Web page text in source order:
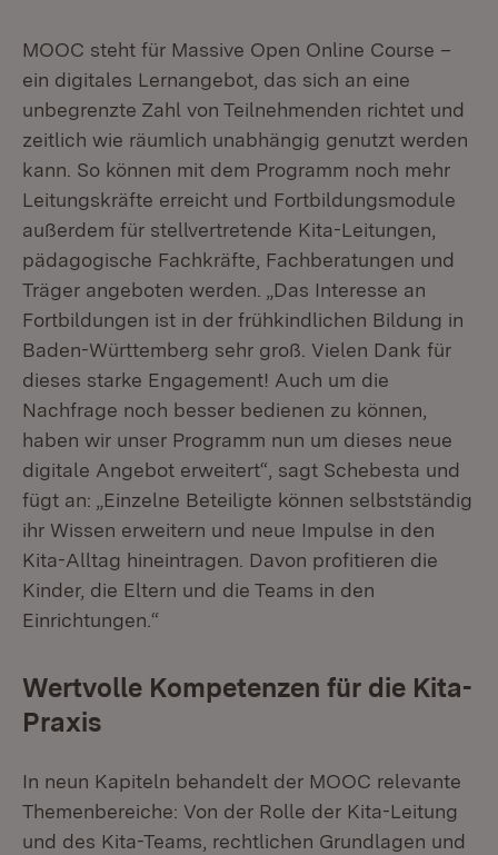
MOOC steht für Massive Open Online Course –
ein digitales Lernangebot, das sich an eine
unbegrenzte Zahl von Teilnehmenden richtet und
zeitlich wie räumlich unabhängig genutzt werden
kann. So können mit dem Programm noch mehr
Leitungskräfte erreicht und Fortbildungsmodule
außerdem für stellvertretende Kita-Leitungen,
pädagogische Fachkräfte, Fachberatungen und
Träger angeboten werden. „Das Interesse an
Fortbildungen ist in der frühkindlichen Bildung in
Baden-Württemberg sehr groß. Vielen Dank für
dieses starke Engagement! Auch um die
Nachfrage noch besser bedienen zu können,
haben wir unser Programm nun um dieses neue
digitale Angebot erweitert“, sagt Schebesta und
fügt an: „Einzelne Beteiligte können selbstständig
ihr Wissen erweitern und neue Impulse in den
Kita-Alltag hineintragen. Davon profitieren die
Kinder, die Eltern und die Teams in den
Einrichtungen.“
Wertvolle Kompetenzen für die Kita-
Praxis
In neun Kapiteln behandelt der MOOC relevante
Themenbereiche: Von der Rolle der Kita-Leitung
und des Kita-Teams, rechtlichen Grundlagen und